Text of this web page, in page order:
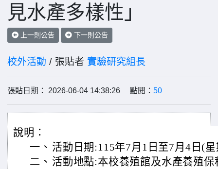
見水產多樣性」
上一則公告 下一則公告
校外活動 / 張貼者 實驗研究組長
張貼日期： 2026-06-04 14:38:26 點閱： 50
說明：
一、 活動日期:115年7月1日至7月4日(
二、 活動地點:本校養殖館及水產養殖